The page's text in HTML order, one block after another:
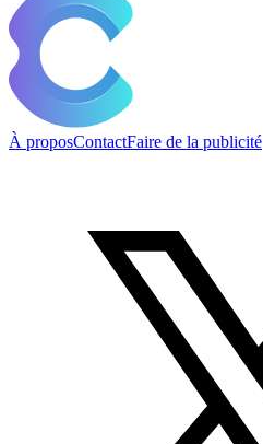
À proposContactFaire de la publicité